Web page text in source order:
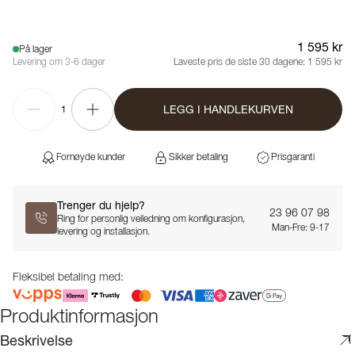
På lager
Levering om 3-6 dager
1 595 kr
Laveste pris de siste 30 dagene: 1 595 kr
1 LEGG I HANDLEKURVEN
Fornøyde kunder Sikker betaling Prisgaranti
Trenger du hjelp?
Ring for personlig veiledning om konfigurasjon,
levering og installasjon.
23 96 07 98
Man-Fre: 9-17
Fleksibel betaling med:
Produktinformasjon
Beskrivelse